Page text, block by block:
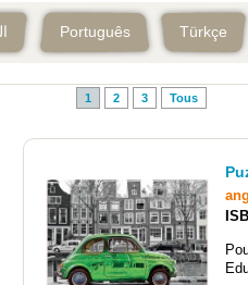
Português Türkçe
1 2 3 Tous